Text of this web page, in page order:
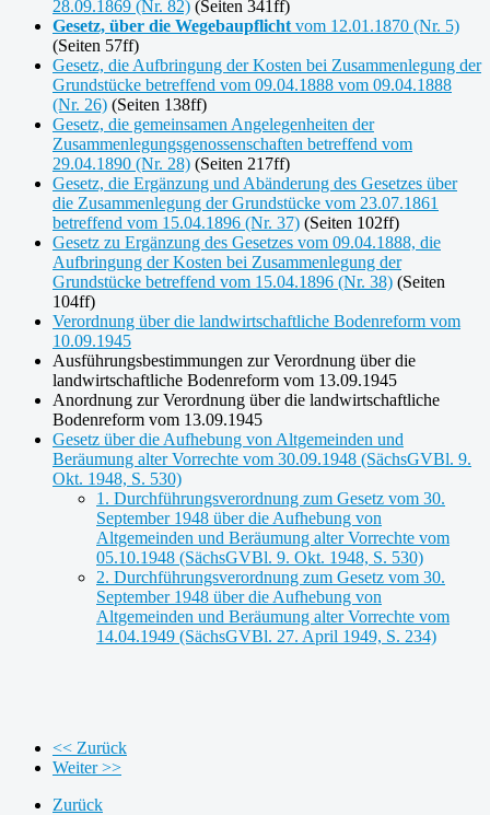
28.09.1869 (Nr. 82) (Seiten 341ff)
Gesetz, über die Wegebaupflicht vom 12.01.1870 (Nr. 5)
(Seiten 57ff)
Gesetz, die Aufbringung der Kosten bei Zusammenlegung der
Grundstücke betreffend vom 09.04.1888 vom 09.04.1888
(Nr. 26) (Seiten 138ff)
Gesetz, die gemeinsamen Angelegenheiten der
Zusammenlegungsgenossenschaften betreffend vom
29.04.1890 (Nr. 28) (Seiten 217ff)
Gesetz, die Ergänzung und Abänderung des Gesetzes über
die Zusammenlegung der Grundstücke vom 23.07.1861
betreffend vom 15.04.1896 (Nr. 37) (Seiten 102ff)
Gesetz zu Ergänzung des Gesetzes vom 09.04.1888, die
Aufbringung der Kosten bei Zusammenlegung der
Grundstücke betreffend vom 15.04.1896 (Nr. 38) (Seiten
104ff)
Verordnung über die landwirtschaftliche Bodenreform vom
10.09.1945
Ausführungsbestimmungen zur Verordnung über die
landwirtschaftliche Bodenreform vom 13.09.1945
Anordnung zur Verordnung über die landwirtschaftliche
Bodenreform vom 13.09.1945
Gesetz über die Aufhebung von Altgemeinden und
Beräumung alter Vorrechte vom 30.09.1948 (SächsGVBl. 9.
Okt. 1948, S. 530)
1. Durchführungsverordnung zum Gesetz vom 30.
September 1948 über die Aufhebung von
Altgemeinden und Beräumung alter Vorrechte vom
05.10.1948 (SächsGVBl. 9. Okt. 1948, S. 530)
2. Durchführungsverordnung zum Gesetz vom 30.
September 1948 über die Aufhebung von
Altgemeinden und Beräumung alter Vorrechte vom
14.04.1949 (SächsGVBl. 27. April 1949, S. 234)
<< Zurück
Weiter >>
Zurück